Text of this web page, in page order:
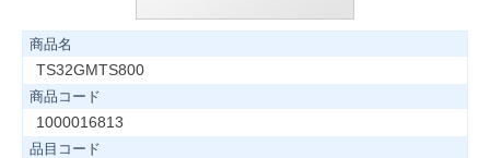
商品名
TS32GMTS800
商品コード
1000016813
品目コード